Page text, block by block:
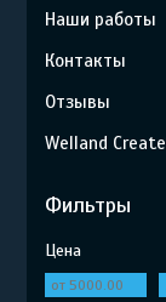
Наши работы
Контакты
Отзывы
Welland Create
Фильтры
Цена